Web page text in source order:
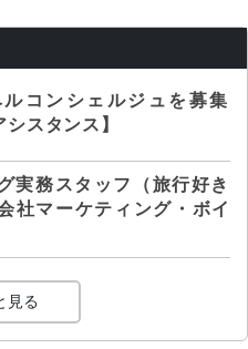
コンシェルジュを募集
スタンス】
実務スタッフ（旅行好き
社マーケティング・ボイ
見る